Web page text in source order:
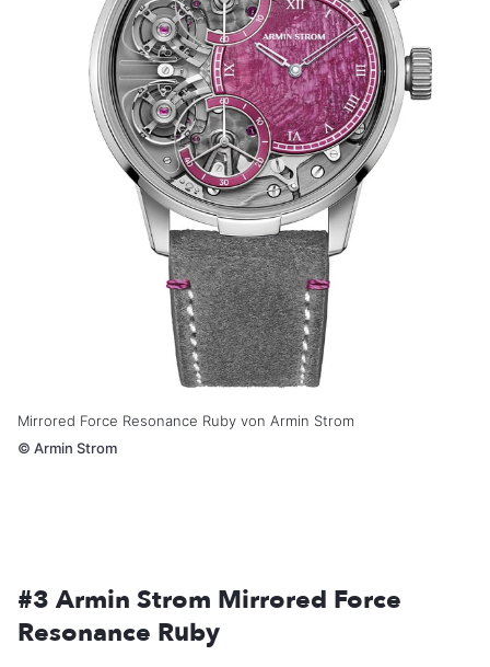
Mirrored Force Resonance Ruby von Armin Strom
© Armin Strom
#3 Armin Strom Mirrored Force
Resonance Ruby